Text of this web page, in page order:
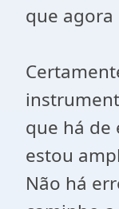
que agora
que há de
estou
Não há